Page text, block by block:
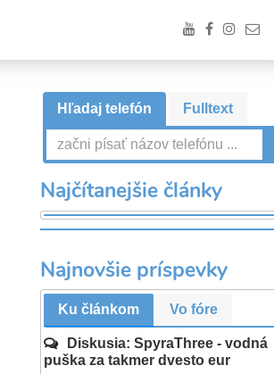
Hľadaj telefón Fulltext
Najčítanejšie články
Najnovšie príspevky
Ku článkom Vo fóre
Diskusia: SpyraThree - vodná
puška za takmer dvesto eur